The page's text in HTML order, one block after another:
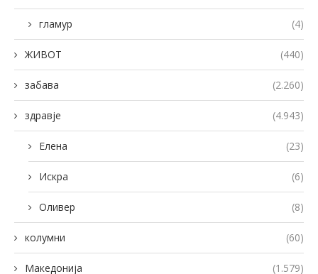
гламур (4)
ЖИВОТ (440)
забава (2.260)
здравје (4.943)
Елена (23)
Искра (6)
Оливер (8)
колумни (60)
Македонија (1.579)